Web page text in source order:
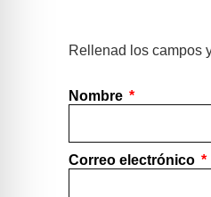
Rellenad los campos
Nombre
Correo electrónico